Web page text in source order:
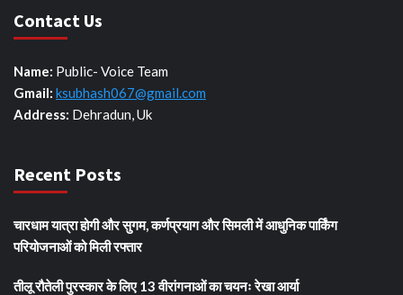
Contact Us
Name: Public- Voice Team
Gmail: ksubhash067@gmail.com
Address: Dehradun, Uk
Recent Posts
चारधाम यात्रा होगी और सुगम, कर्णप्रयाग और सिमली में आधुनिक पार्किंग
परियोजनाओं को मिली रफ्तार
तीलू रौतेली पुरस्कार के लिए 13 वीरांगनाओं का चयनः रेखा आर्या